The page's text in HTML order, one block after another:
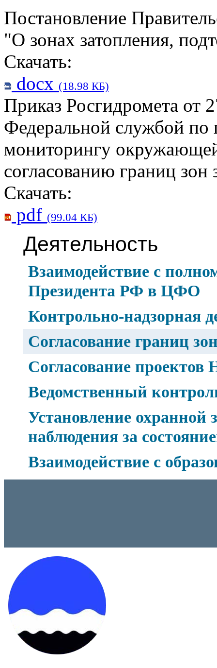
Постановление
"О зонах затопления,
Скачать:
docx (18.98 КБ)
Приказ Росгидромета
Федеральной службой по
мониторингу
согласованию границ зон
Скачать:
pdf (99.04 КБ)
Деятельность
Взаимодействие с
Президента РФ в ЦФО
Контрольно-надзорная
Согласование границ
Согласование проектов
Ведомственный
Установление охранной
наблюдения за
Взаимодействие с